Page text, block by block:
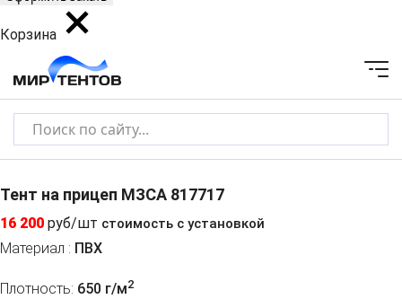
Корзина
Тент на прицеп МЗСА 817717
16 200 руб/шт стоимость с установкой
Материал : ПВХ
Плотность: 650 г/м2